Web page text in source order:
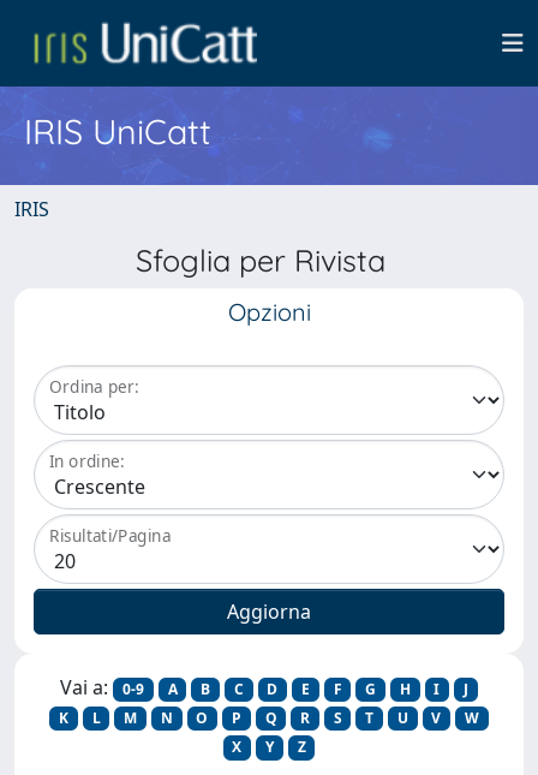
IRIS UniCatt
IRIS
Sfoglia per Rivista
Opzioni
Ordina per:
In ordine:
Risultati/Pagina
Vai a: 0-9 A B C D E F G H I
J
K
L M N O P Q R S T U V
W
X
Y Z